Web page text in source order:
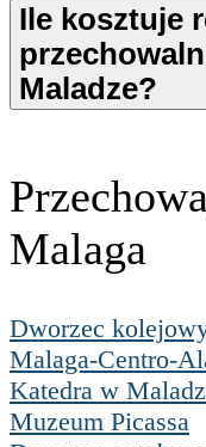
Ile kosztuje
Maladze?
Malaga
Dworzec
Malaga-Centro-
Katedra w
Muzeum Picassa